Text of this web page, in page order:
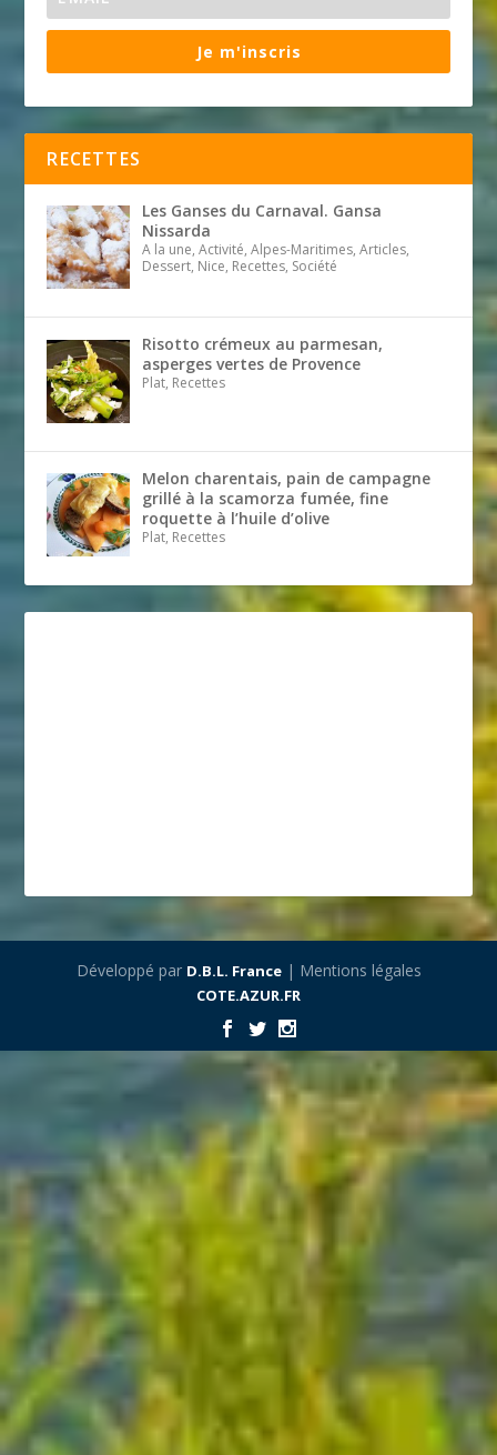
Je m'inscris
RECETTES
Les Ganses du Carnaval. Gansa
Nissarda
A la une, Activité, Alpes-Maritimes, Articles,
Dessert, Nice, Recettes, Société
Risotto crémeux au parmesan,
asperges vertes de Provence
Plat, Recettes
Melon charentais, pain de campagne
grillé à la scamorza fumée, fine
roquette à l’huile d’olive
Plat, Recettes
Développé par D.B.L. France| Mentions légales
COTE.AZUR.FR